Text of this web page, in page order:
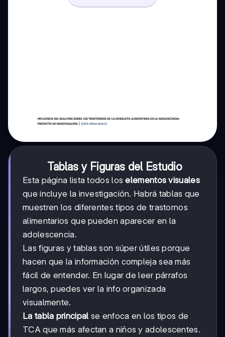
Tablas y Figuras del Estudio
Esta página lista todos loselementos visuales
que incluye la investigación. Habrá tablas que
muestren los diferentes tipos de trastornos
alimentarios que pueden aparecer en la
adolescencia.
Las figuras y tablas son súper útiles porque
hacen que la información compleja sea más
fácil de entender. En lugar de leer párrafos
largos, puedes ver la info organizada
visualmente.
La tabla principal se enfoca en los tipos de
TCA que más afectan a niños y adolescentes.